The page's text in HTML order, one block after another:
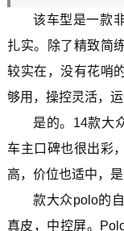
该车型是一款
扎实。除了精致简
较实在，没有花哨
够用，操控灵活，
是的。14款大
车主口碑也很出彩
高，价位也适中，
款大众polo的
真皮，中控屏。